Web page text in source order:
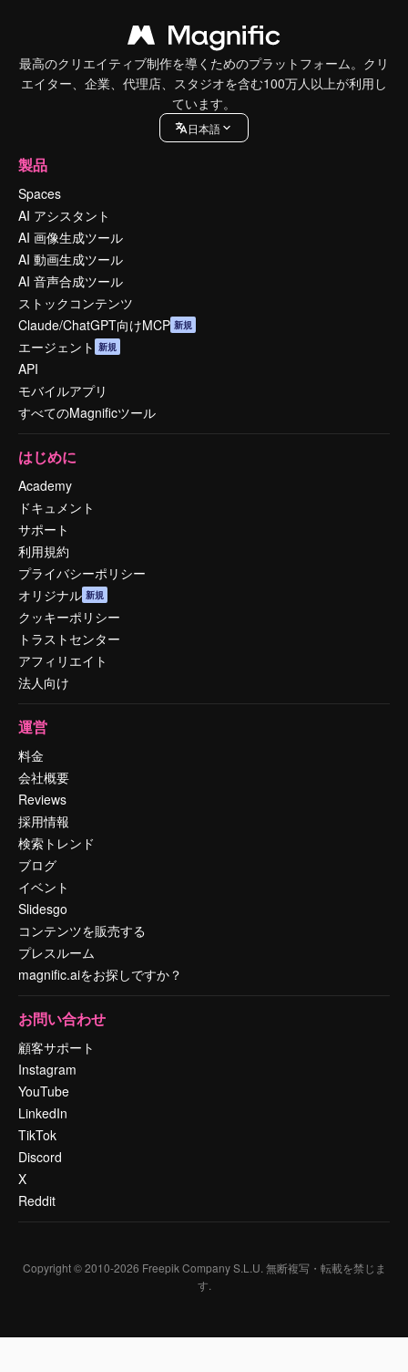
最高のクリエイティブ制作を導くためのプラットフォーム。クリ
エイター、企業、代理店、スタジオを含む100万人以上が利用し
ています。
日本語
製品
Spaces
AI アシスタント
AI 画像生成ツール
AI 動画生成ツール
AI 音声合成ツール
ストックコンテンツ
Claude/ChatGPT向けMCP 新規
エージェント 新規
API
モバイルアプリ
すべてのMagnificツール
はじめに
Academy
ドキュメント
サポート
利用規約
プライバシーポリシー
オリジナル 新規
クッキーポリシー
トラストセンター
アフィリエイト
法人向け
運営
料金
会社概要
Reviews
採用情報
検索トレンド
ブログ
イベント
Slidesgo
コンテンツを販売する
プレスルーム
magnific.aiをお探しですか？
お問い合わせ
顧客サポート
Instagram
YouTube
LinkedIn
TikTok
Discord
X
Reddit
Copyright © 2010-2026 Freepik Company S.L.U. 無断複写・転載を禁じま
す.